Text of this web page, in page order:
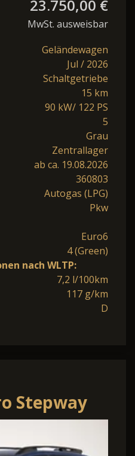
23.750,00 €
MwSt. ausweisbar
Geländewagen
Jul / 2026
Schaltgetriebe
15 km
90 kW/ 122 PS
5
Grau
Zentrallager
ab ca. 19.08.2026
360803
Autogas (LPG)
Pkw
Euro6
4 (Green)
nach WLTP:
7,2 l/100km
117 g/km
D
Stepway
SHZ